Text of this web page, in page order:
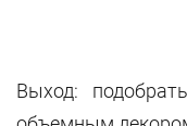
Выход: